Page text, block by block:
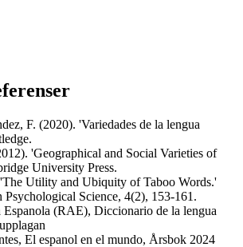
F. (2020). 'Variedades de la lengua
'Geographical and Social Varieties of
University Press.
Utility and Ubiquity of Taboo Words.'
Psychological Science, 4(2), 153-161.
Espanola (RAE), Diccionario de la lengua
El espanol en el mundo, Årsbok 2024